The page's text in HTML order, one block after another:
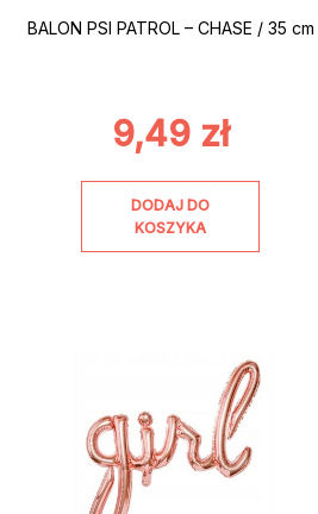
BALON PSI PATROL – CHASE / 35 cm
9,49 zł
DODAJ DO
KOSZYKA